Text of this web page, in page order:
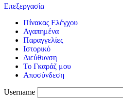
Επεξεργασία
Πίνακας Ελέγχου
Αγαπημένα
Παραγγελίες
Ιστορικό
Διεύθυνση
Το Γκαράζ μου
Αποσύνδεση
Username